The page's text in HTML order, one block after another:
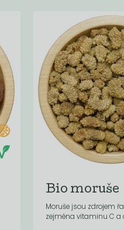
Bio moruše
Moruše jsou zdrojem
zejména vitaminu C a